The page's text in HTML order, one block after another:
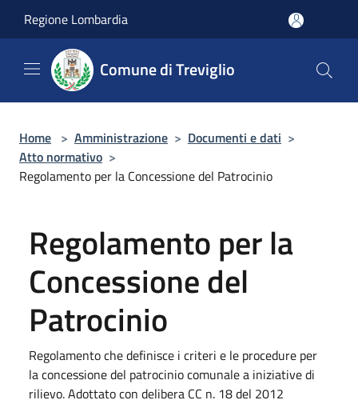
Regione Lombardia
Comune di Treviglio
Home > Amministrazione > Documenti e dati >
Atto normativo >
Regolamento per la Concessione del Patrocinio
Regolamento per la
Concessione del
Patrocinio
Regolamento che definisce i criteri e le procedure per
la concessione del patrocinio comunale a iniziative di
rilievo. Adottato con delibera CC n. 18 del 2012